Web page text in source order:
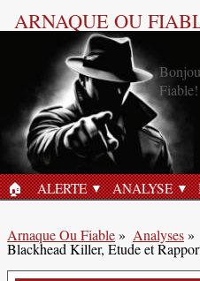
ARNAQUE OU
ACCUEIL
🏠︎ ALERTE ANALYSE
Arnaque Ou Fiable» Analyses»
Blackhead Killer, Etude et